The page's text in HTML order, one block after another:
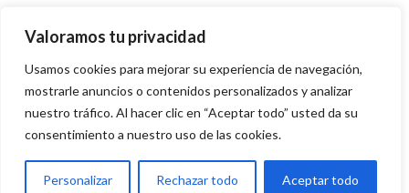
Valoramos tu privacidad
Usamos cookies para mejorar su experiencia de navegación,
mostrarle anuncios o contenidos personalizados y analizar
nuestro tráfico. Al hacer clic en “Aceptar todo” usted da su
consentimiento a nuestro uso de las cookies.
Personalizar Rechazar todo Aceptar todo